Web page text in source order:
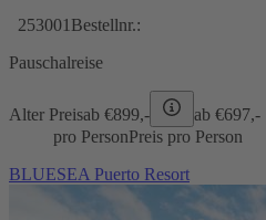
253001 Bestellnr.:
Pauschalreise
Alter Preisab €899,- ab €697,-
pro PersonPreis pro Person
BLUESEA Puerto Resort